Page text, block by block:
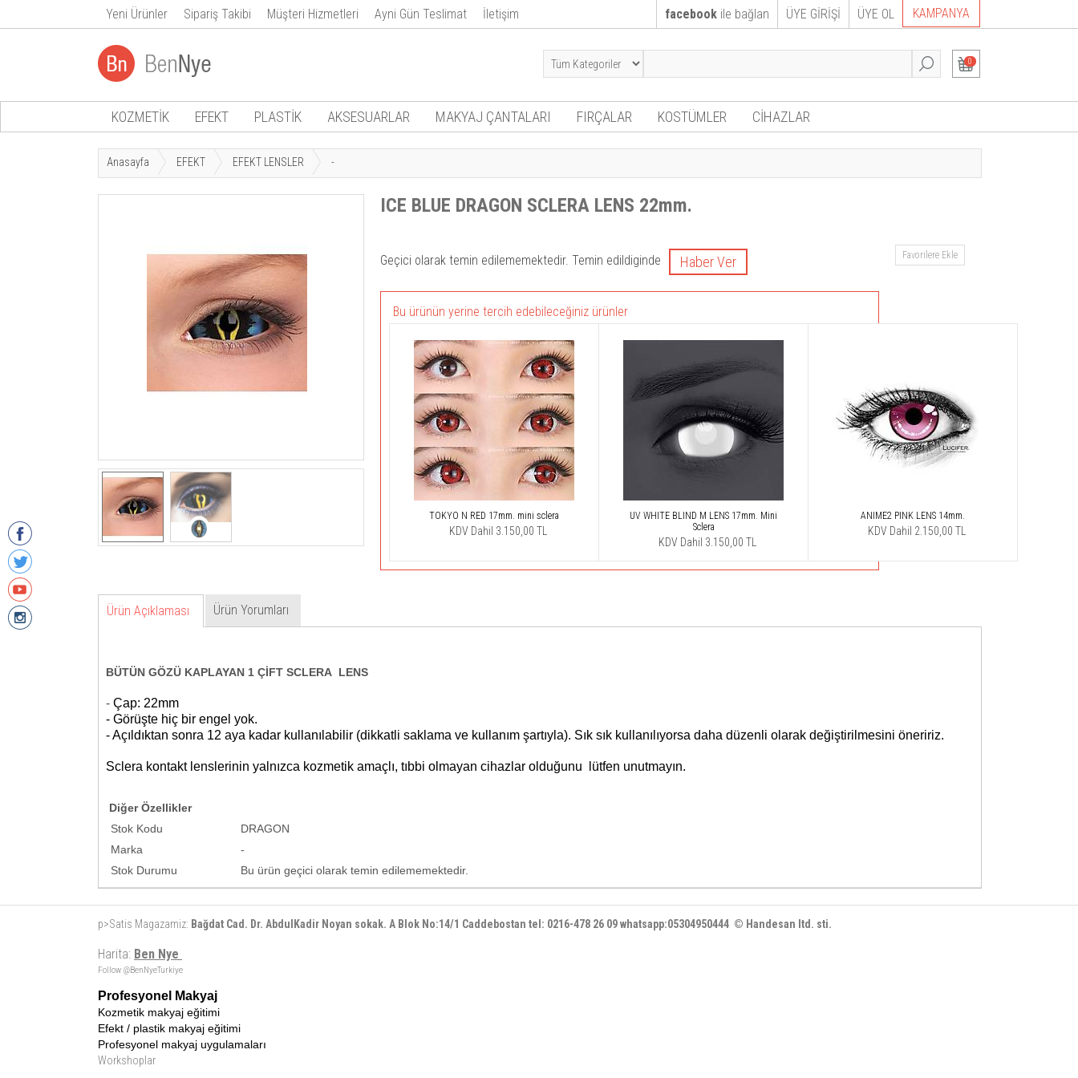
Yeni Ürünler Sipariş Takibi Müşteri Hizmetleri Ayni Gün Teslimat İletişim KAMPANYA
facebook ile bağlan ÜYE GİRİŞİ ÜYE OL
0
KOZMETİK EFEKT PLASTİK AKSESUARLAR MAKYAJ ÇANTALARI FIRÇALAR KOSTÜMLER CİHAZLAR
Anasayfa EFEKT EFEKT LENSLER -
ICE BLUE DRAGON SCLERA LENS 22mm.
Geçici olarak temin edilememektedir. Temin edildiginde
Bu ürünün yerine tercih edebileceğiniz ürünler
TOKYO N RED 17mm. mini sclera
KDV Dahil 3.150,00 TL
UV WHITE BLIND M LENS 17mm. Mini
Sclera
KDV Dahil 3.150,00 TL
ANIME2 PINK LENS 14mm.
KDV Dahil 2.150,00 TL
Favorilere Ekle
Ürün Açıklaması Ürün Yorumları
BÜTÜN GÖZÜ KAPLAYAN 1 ÇİFT SCLERA LENS
- Çap: 22mm
- Görüşte hiç bir engel yok.
- Açıldıktan sonra 12 aya kadar kullanılabilir (dikkatli saklama ve kullanım şartıyla). Sık sık kullanılıyorsa daha düzenli olarak değiştirilmesini öneririz.
Sclera kontakt lenslerinin yalnızca kozmetik amaçlı, tıbbi olmayan cihazlar olduğunu lütfen unutmayın.
Diğer Özellikler
Stok Kodu
DRAGON
Marka
-
Stok Durumu
Bu ürün geçici olarak temin edilememektedir.
p>Satis Magazamiz: Bağdat Cad. Dr. AbdulKadir Noyan sokak. A Blok No:14/1 Caddebostan tel: 0216-478 26 09 whatsapp:05304950444 © Handesan ltd. sti.
Harita: Ben Nye
Follow @BenNyeTurkiye
Profesyonel Makyaj
Kozmetik makyaj eğitimi
Efekt / plastik makyaj eğitimi
Profesyonel makyaj uygulamaları
Workshoplar